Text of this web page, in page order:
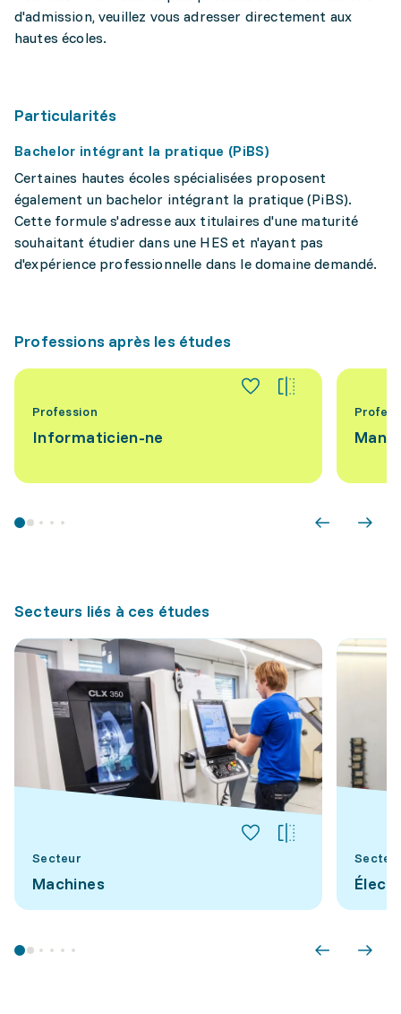
d'admission, veuillez vous adresser directement aux
hautes écoles.
Particularités
Bachelor intégrant la pratique (PiBS)
Certaines hautes écoles spécialisées proposent
également un bachelor intégrant la pratique (PiBS).
Cette formule s'adresse aux titulaires d'une maturité
souhaitant étudier dans une HES et n'ayant pas
d'expérience professionnelle dans le domaine demandé.
Professions après les études
Profession
Informaticien-ne
Secteurs liés à ces études
Secteur
Machines